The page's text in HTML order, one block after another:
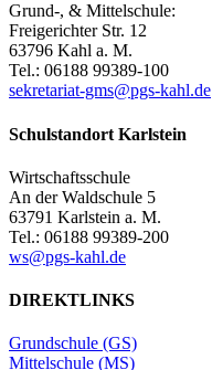
Grund-, & Mittelschule:
Freigerichter Str. 12
63796 Kahl a. M.
Tel.: 06188 99389-100
sekretariat-gms@pgs-kahl.de
Schulstandort Karlstein
Wirtschaftsschule
An der Waldschule 5
63791 Karlstein a. M.
Tel.: 06188 99389-200
ws@pgs-kahl.de
DIREKTLINKS
Grundschule (GS)
Mittelschule (MS)